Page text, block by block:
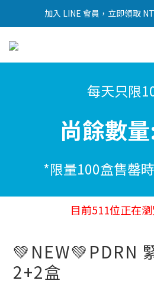
加入 LINE 會員，立即領取
加入 LINE 會員，立即領取
加入 LINE 會員，立即領取
每天只限
尚餘數
*限量100盒售罄
目前511位正在
💚NEW💚PDRN
2+2盒